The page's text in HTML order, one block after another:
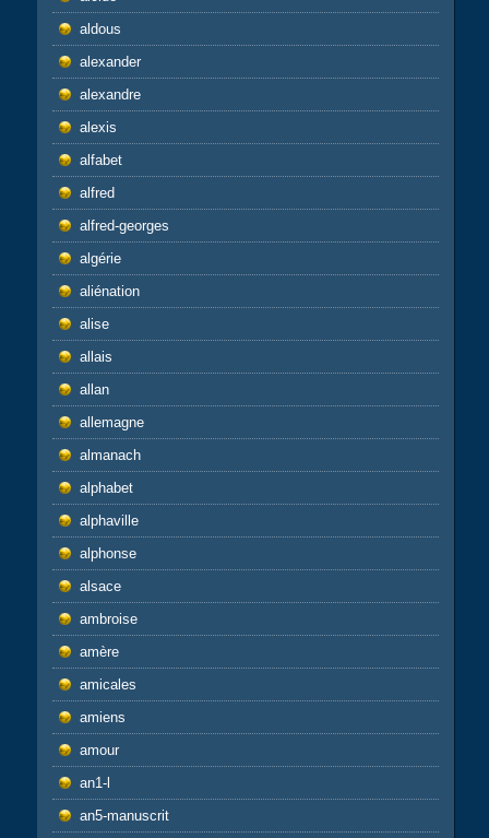
aldous
alexander
alexandre
alexis
alfabet
alfred
alfred-georges
algérie
aliénation
alise
allais
allan
allemagne
almanach
alphabet
alphaville
alphonse
alsace
ambroise
amère
amicales
amiens
amour
an1-l
an5-manuscrit